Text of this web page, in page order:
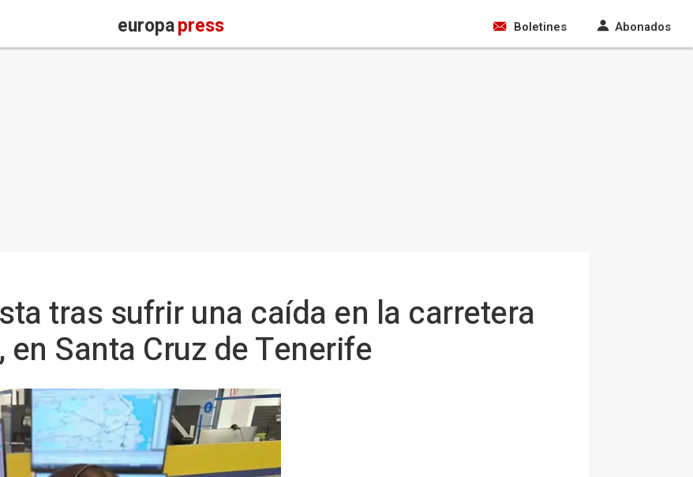
europapress Boletines Abonados
tras sufrir una caída en la carretera
Santa Cruz de Tenerife